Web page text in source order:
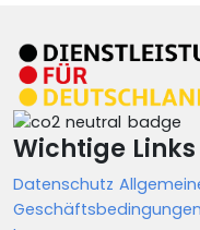
Wichtige Links
Datenschutz
Geschäftsbedingungen